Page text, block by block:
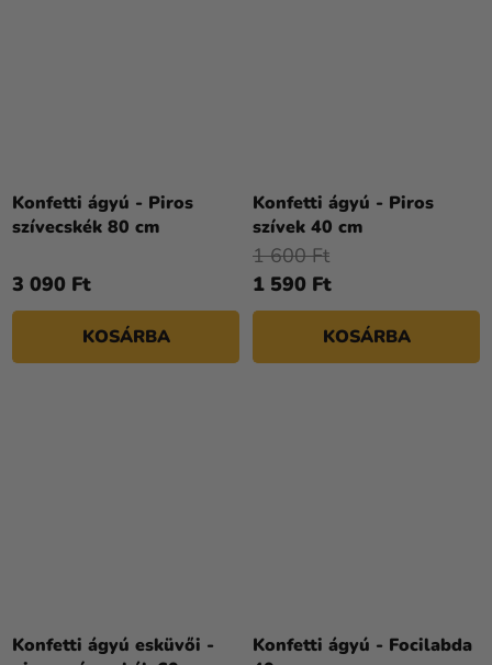
Konfetti ágyú - Piros
szívecskék 80 cm
3 090 Ft
KOSÁRBA
Konfetti ágyú - Piros
szívek 40 cm
1 590 Ft
1 600 Ft
KOSÁRBA
Konfetti ágyú esküvői -
Konfetti ágyú - Focilabda